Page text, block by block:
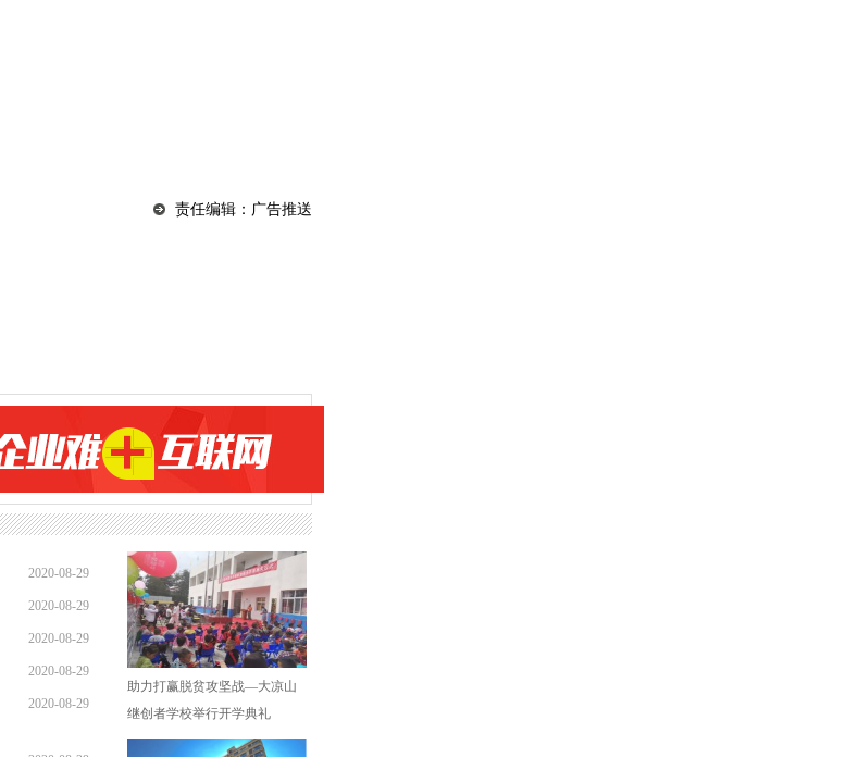
责任编辑：广告推送
2020-08-29
2020-08-29
2020-08-29
2020-08-29
2020-08-29
助力打赢脱贫攻坚战—大凉山
继创者学校举行开学典礼